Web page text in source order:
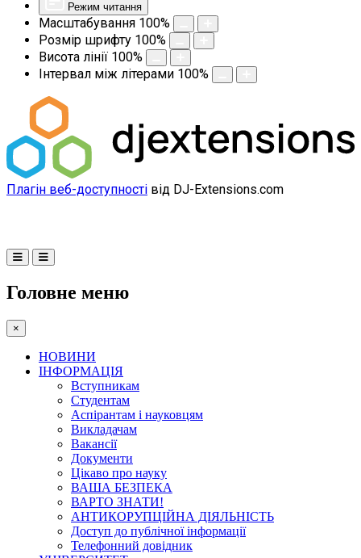
Режим читання
Масштабування 100%
Розмір шрифту 100%
Висота лінії 100%
Інтервал між літерами 100%
Плагін веб-доступності від DJ-Extensions.com
Головне меню
×
НОВИНИ
ІНФОРМАЦІЯ
Вступникам
Студентам
Аспірантам і науковцям
Викладачам
Вакансії
Документи
Цікаво про науку
ВАША БЕЗПЕКА
ВАРТО ЗНАТИ!
АНТИКОРУПЦІЙНА ДІЯЛЬНІСТЬ
Доступ до публічної інформації
Телефонний довідник